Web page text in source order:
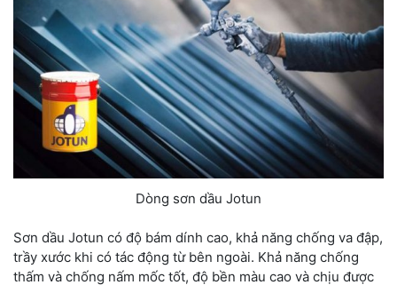
Dòng sơn dầu Jotun
Sơn dầu Jotun có độ bám dính cao, khả năng chống va đập,
trầy xước khi có tác động từ bên ngoài. Khả năng chống
thấm và chống nấm mốc tốt, độ bền màu cao và chịu được